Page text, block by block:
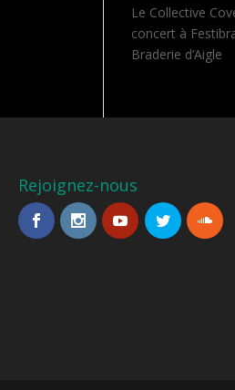
Le Collective
concert à
Braderie d’Aigle
Rejoignez-nous